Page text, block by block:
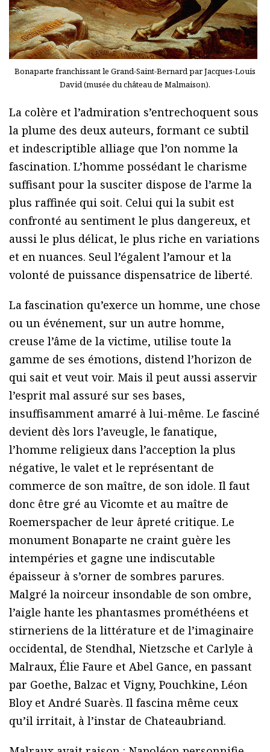
Bonaparte franchissant le Grand-Saint-Bernard par Jacques-Louis
David (musée du château de Malmaison).
La colère et l’admiration s’entrechoquent sous
la plume des deux auteurs, formant ce subtil
et indescriptible alliage que l’on nomme la
fascination. L’homme possédant le charisme
suffisant pour la susciter dispose de l’arme la
plus raffinée qui soit. Celui qui la subit est
confronté au sentiment le plus dangereux, et
aussi le plus délicat, le plus riche en variations
et en nuances. Seul l’égalent l’amour et la
volonté de puissance dispensatrice de liberté.
La fascination qu’exerce un homme, une chose
ou un événement, sur un autre homme,
creuse l’âme de la victime, utilise toute la
gamme de ses émotions, distend l’horizon de
qui sait et veut voir. Mais il peut aussi asservir
l’esprit mal assuré sur ses bases,
insuffisamment amarré à lui-même. Le fasciné
devient dès lors l’aveugle, le fanatique,
l’homme religieux dans l’acception la plus
négative, le valet et le représentant de
commerce de son maître, de son idole. Il faut
donc être gré au Vicomte et au maître de
Roemerspacher de leur âpreté critique. Le
monument Bonaparte ne craint guère les
intempéries et gagne une indiscutable
épaisseur à s’orner de sombres parures.
Malgré la noirceur insondable de son ombre,
l’aigle hante les phantasmes prométhéens et
stirneriens de la littérature et de l’imaginaire
occidental, de Stendhal, Nietzsche et Carlyle à
Malraux, Élie Faure et Abel Gance, en passant
par Goethe, Balzac et Vigny, Pouchkine, Léon
Bloy et André Suarès. Il fascina même ceux
qu’il irritait, à l’instar de Chateaubriand.